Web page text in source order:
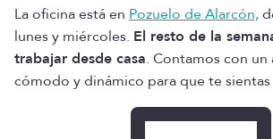
La oficina está en Pozuelo de Alarcón,
lunes y miércoles. El resto de la
trabajar desde casa. Contamos con
cómodo y dinámico para que te